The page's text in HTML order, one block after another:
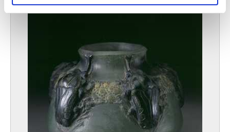
partageons également des informations sur l'utilisation de
avec d'autres informations que vous leur avez fournies
ou qu'ils ont collectées lors de votre utilisation de leurs